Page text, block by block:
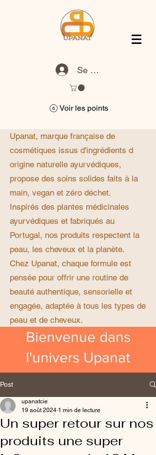
Se connecter
Voir les points
Upanat, marque française de
cosmétiques issus d'ingrédients d
origine naturelle ayurvédiques,
propose des soins solides faits à la
main, vegan et zéro déchet.
Inspirés des plantes médicinales
ayurvédiques et fabriqués au
Portugal, nos produits respectent la
peau, les cheveux et la planète.
Chez Upanat, chaque formule est
pensée pour offrir une routine de
beauté authentique, sensorielle et
engagée, adaptée à tous les types de
peau et de cheveux.
Bienvenue dans
l'univers Upanat
Post
Un super retour sur nos
produits une super
upanatcie
19 août 2024 1 min de lecture